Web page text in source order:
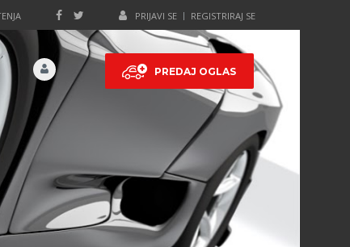
PRIJAVI SE REGISTRIRAJ SE
PREDAJ OGLAS